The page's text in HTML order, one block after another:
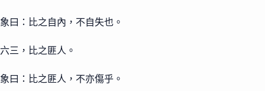
象曰：比之自內，不自失也。
六三，比之匪人。
象曰：比之匪人，不亦傷乎。